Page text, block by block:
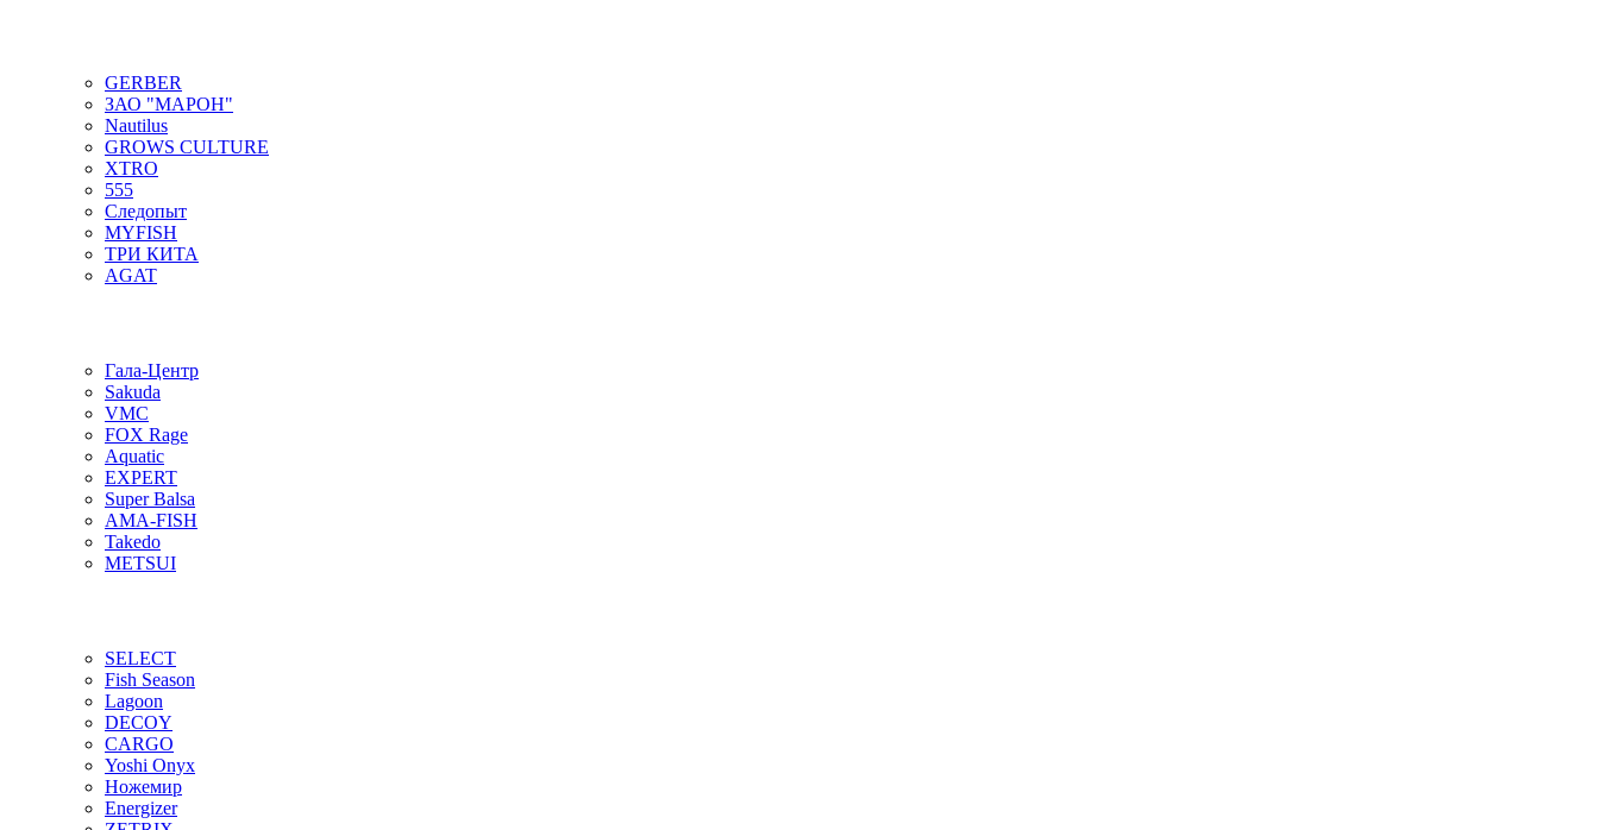
GERBER
ЗАО "МАРОН"
Nautilus
GROWS CULTURE
XTRO
555
Следопыт
MYFISH
ТРИ КИТА
AGAT
Гала-Центр
Sakuda
VMC
FOX Rage
Aquatic
EXPERT
Super Balsa
AMA-FISH
Takedo
METSUI
SELECT
Fish Season
Lagoon
DECOY
CARGO
Yoshi Onyx
Ножемир
Energizer